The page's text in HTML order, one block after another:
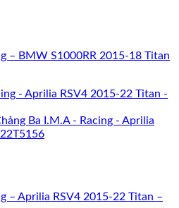
– BMW S1000RR 2015-18 Titan
– Aprilia RSV4 2015-22 Titan –